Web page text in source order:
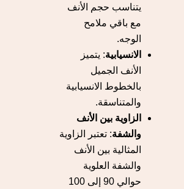
يتناسب حجم الأنف
مع باقي ملامح
الوجه.
الانسيابية: يتميز
الأنف الجميل
بالخطوط الانسيابية
والمتناسقة.
الزاوية بين الأنف
والشفة: تعتبر الزاوية
المثالية بين الأنف
والشفة العلوية
حوالي 90 إلى 100